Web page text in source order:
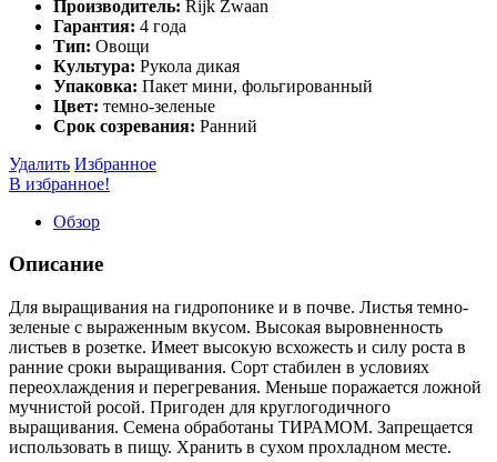
Производитель: Rijk Zwaan
Гарантия: 4 года
Тип: Овощи
Культура: Рукола дикая
Упаковка: Пакет мини, фольгированный
Цвет: темно-зеленые
Срок созревания: Ранний
Удалить Избранное
В избранное!
Обзор
Описание
Для выращивания на гидропонике и в почве. Листья темно-
зеленые с выраженным вкусом. Высокая выровненность
листьев в розетке. Имеет высокую всхожесть и силу роста в
ранние сроки выращивания. Сорт стабилен в условиях
переохлаждения и перегревания. Меньше поражается ложной
мучнистой росой. Пригоден для круглогодичного
выращивания. Семена обработаны ТИРАМОМ. Запрещается
использовать в пищу. Хранить в сухом прохладном месте.